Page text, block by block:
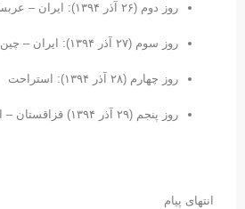
روز دوم (۲۶ آذر ۱۳۹۴): ایران – عربستان سعودی
روز سوم (۲۷ آذر ۱۳۹۴): ایران – چین
روز چهارم (۲۸ آذر ۱۳۹۴): استراحت
روز پنجم (۲۹ آذر ۱۳۹۴) قزاقستان – ایران
انتهای پیام